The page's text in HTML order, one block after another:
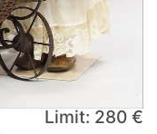
Limit: 280 €